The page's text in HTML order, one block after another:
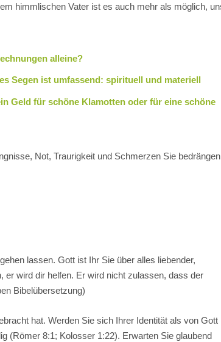
himmlischen Vater ist es auch mehr als möglich,
alleine?
Segen ist umfassend: spirituell und materiell
Geld für schöne Klamotten oder für eine schöne
Not, Traurigkeit und Schmerzen Sie
lassen. Gott ist Ihr Sie über alles liebender,
er wird dir helfen. Er wird nicht zulassen, dass der
Bibelübersetzung)
hat. Werden Sie sich Ihrer Identität als von Gott
(Römer 8:1; Kolosser 1:22). Erwarten Sie glaubend